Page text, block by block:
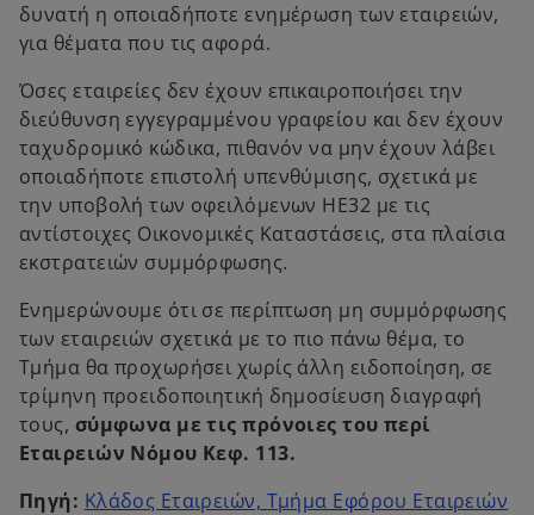
δυνατή η οποιαδήποτε ενημέρωση των εταιρειών,
για θέματα που τις αφορά.
Όσες εταιρείες δεν έχουν επικαιροποιήσει την
διεύθυνση εγγεγραμμένου γραφείου και δεν έχουν
ταχυδρομικό κώδικα, πιθανόν να μην έχουν λάβει
οποιαδήποτε επιστολή υπενθύμισης, σχετικά με
την υποβολή των οφειλόμενων ΗΕ32 με τις
αντίστοιχες Οικονομικές Καταστάσεις, στα πλαίσια
εκστρατειών συμμόρφωσης.
Ενημερώνουμε ότι σε περίπτωση μη συμμόρφωσης
των εταιρειών σχετικά με το πιο πάνω θέμα, το
Τμήμα θα προχωρήσει χωρίς άλλη ειδοποίηση, σε
τρίμηνη προειδοποιητική δημοσίευση διαγραφή
τους, σύμφωνα με τις πρόνοιες του περί
Εταιρειών Νόμου Κεφ. 113.
Πηγή: Κλάδος Εταιρειών, Τμήμα Εφόρου Εταιρειών